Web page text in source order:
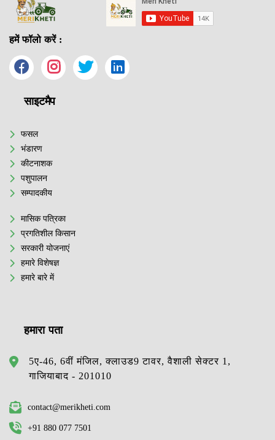
हमें फॉलो करें :
साइटमैप
फसल
भंडारण
कीटनाशक
पशुपालन
सम्पादकीय
मासिक पत्रिका
प्रगतिशील किसान
सरकारी योजनाएं
हमारे विशेषज्ञ
हमारे बारे में
हमारा पता
5ए-46, 6वीं मंजिल, क्लाउड9 टावर, वैशाली सेक्टर 1,
गाजियाबाद - 201010
contact@merikheti.com
+91 880 077 7501